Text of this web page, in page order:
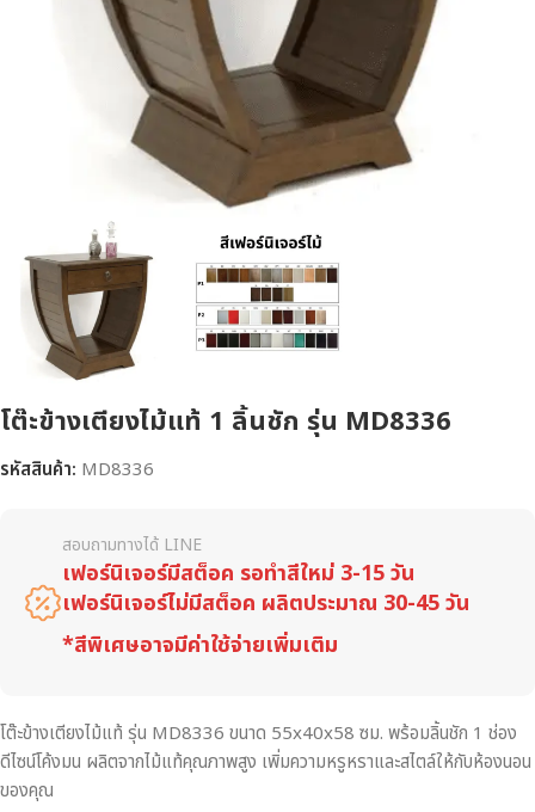
โต๊ะข้างเตียงไม้แท้ 1 ลิ้นชัก รุ่น MD8336
รหัสสินค้า: MD8336
สอบถามทางได้ LINE
เฟอร์นิเจอร์มีสต็อค รอทำสีใหม่ 3-15 วัน
เฟอร์นิเจอร์ไม่มีสต็อค ผลิตประมาณ 30-45 วัน
*สีพิเศษอาจมีค่าใช้จ่ายเพิ่มเติม
โต๊ะข้างเตียงไม้แท้ รุ่น MD8336 ขนาด 55x40x58 ซม. พร้อมลิ้นชัก 1 ช่อง
ดีไซน์โค้งมน ผลิตจากไม้แท้คุณภาพสูง เพิ่มความหรูหราและสไตล์ให้กับห้องนอน
ของคุณ